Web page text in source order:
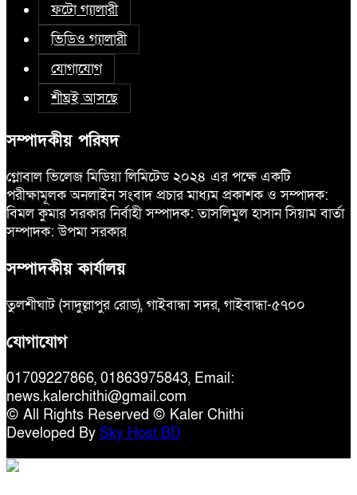
ফটো গ্যালারী
ভিডিও গ্যালারী
যোগাযোগ
শীঘ্রই আসছে
সম্পাদকীয় পরিষদ
গ্লোবাল ভিলেজ মিডিয়া লিমিটেড ২০২৪ এর পক্ষে একটি
পরীক্ষামূলক অনলাইন সংবাদ প্রচার মাধ্যম প্রকাশক ও সম্পাদক:
বিমল কুমার সরকার নির্বাহী সম্পাদক: তাসলিমুল হাসান সিয়াম বার্তা
সম্পাদক: উপমা সরকার
সম্পাদকীয় কার্যালয়
তুলশীঘাট (সাদুল্লাপুর রোড), গাইবান্ধা সদর, গাইবান্ধা-৫৭০০
যোগাযোগ
01709227866, 01863975843, Email:
news.kalerchithi@gmail.com
© All Rights Reserved © Kaler Chithi
Developed By Sky Host BD